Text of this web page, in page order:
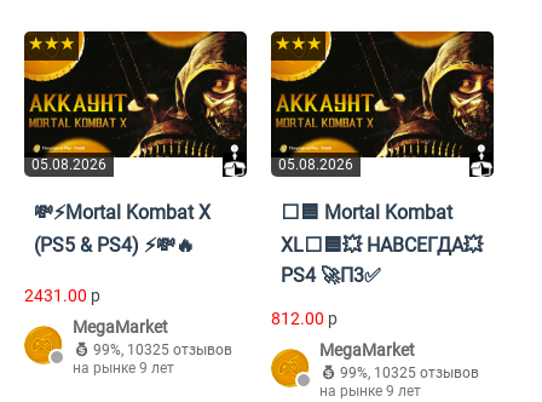
05.08.2026
★★★
💸⚡Mortal Kombat X
(PS5 & PS4) ⚡💸🔥
2431.00 p
MegaMarket
99%, 10325 отзывов
на рынке 9 лет
05.08.2026
★★★
⬜🟦 Mortal Kombat
XL⬜🟦💥 НАВСЕГДА💥
PS4 🚀П3✅
812.00 p
MegaMarket
99%, 10325 отзывов
на рынке 9 лет